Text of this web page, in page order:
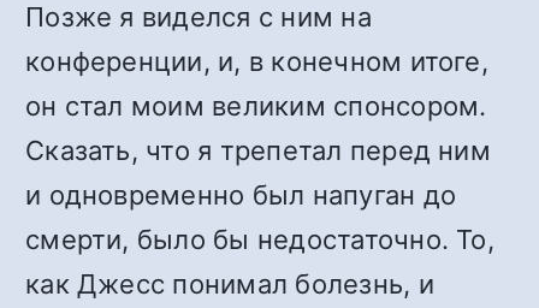
Позже я виделся с ним на
конференции, и, в конечном итоге,
он стал моим великим спонсором.
Сказать, что я трепетал перед ним
и одновременно был напуган до
смерти, было бы недостаточно. То,
как Джесс понимал болезнь, и